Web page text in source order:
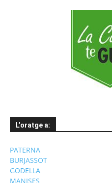
L’oratge a:
PATERNA
BURJASSOT
GODELLA
MANISES